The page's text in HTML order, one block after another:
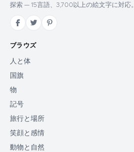
探索 — 15言語、3,700以上の絵文字に対応。
ブラウズ
人と体
国旗
物
記号
旅行と場所
笑顔と感情
動物と自然